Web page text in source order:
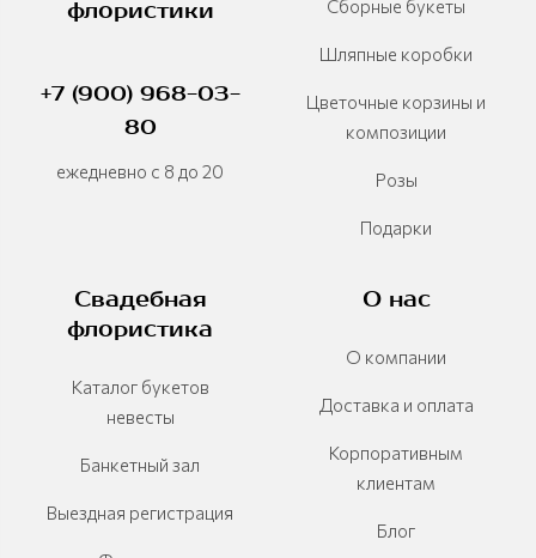
флористики
+7 (900) 968-03-
80
ежедневно с 8 до 20
Сборные букеты
Шляпные коробки
Цветочные корзины и
композиции
Розы
Подарки
Свадебная
флористика
Каталог букетов
невесты
Банкетный зал
Выездная регистрация
О нас
О компании
Доставка и оплата
Корпоративным
клиентам
Блог